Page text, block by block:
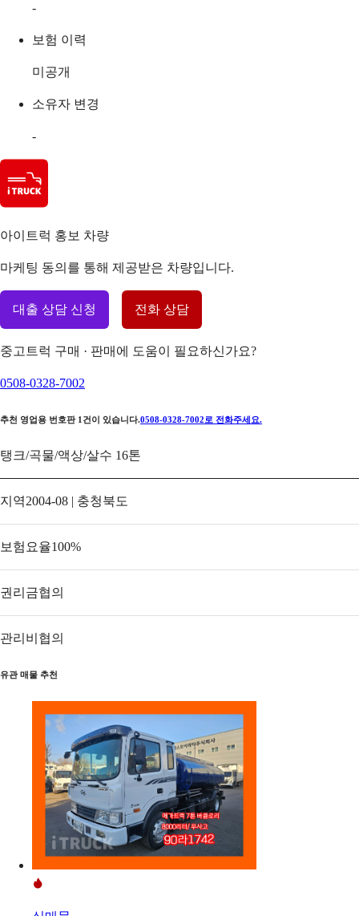
-
보험 이력
미공개
소유자 변경
-
아이트럭 홍보 차량
마케팅 동의를 통해 제공받은 차량입니다.
대출 상담 신청 전화 상담
중고트럭 구매 · 판매에 도움이 필요하신가요?
0508-0328-7002
추천 영업용 번호판 1 건이 있습니다.0508-0328-7002 로 전화주세요.
탱크/곡물/액상/살수 16톤
지역2004-08 | 충청북도
보험요율100%
권리금협의
관리비 협의
유관 매물 추천